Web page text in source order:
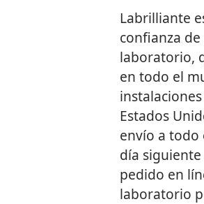
Labrilliante
confianza
laboratorio,
en todo el
Estados
envío a todo
día
pedido en
laboratorio